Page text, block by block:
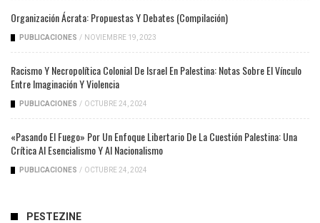
Organización Ácrata: Propuestas Y Debates (compilación)
PUBLICACIONES / NOVIEMBRE 19, 2023
Racismo Y Necropolítica Colonial De Israel En Palestina: Notas Sobre El Vínculo
Entre Imaginación Y Violencia
PUBLICACIONES / OCTUBRE 24, 2024
«Pasando El Fuego» Por Un Enfoque Libertario De La Cuestión Palestina: Una
Crítica Al Esencialismo Y Al Nacionalismo
PUBLICACIONES / OCTUBRE 24, 2024
PESTEZINE